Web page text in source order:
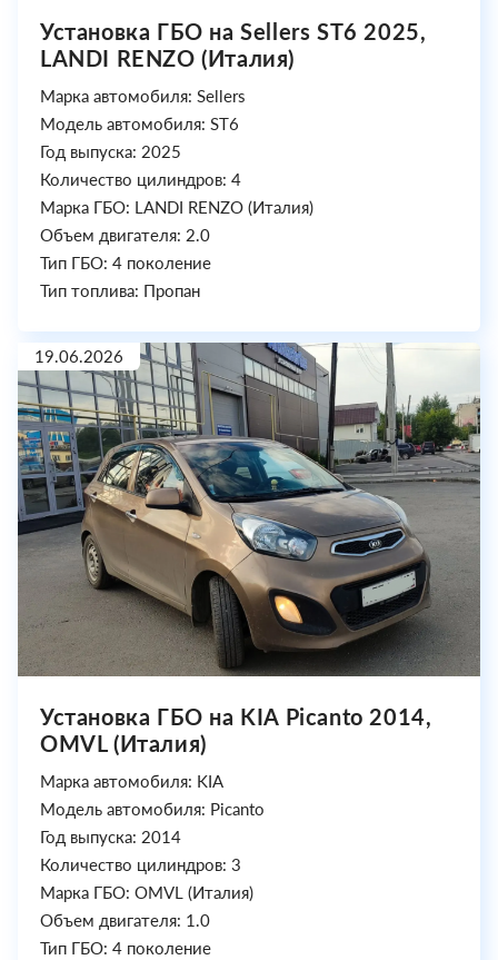
Установка ГБО на Sellers ST6 2025,
LANDI RENZO (Италия)
Марка автомобиля: Sellers
Модель автомобиля: ST6
Год выпуска: 2025
Количество цилиндров: 4
Марка ГБО: LANDI RENZO (Италия)
Объем двигателя: 2.0
Тип ГБО: 4 поколение
Тип топлива: Пропан
19.06.2026
Установка ГБО на KIA Picanto 2014,
OMVL (Италия)
Марка автомобиля: KIA
Модель автомобиля: Picanto
Год выпуска: 2014
Количество цилиндров: 3
Марка ГБО: OMVL (Италия)
Объем двигателя: 1.0
Тип ГБО: 4 поколение